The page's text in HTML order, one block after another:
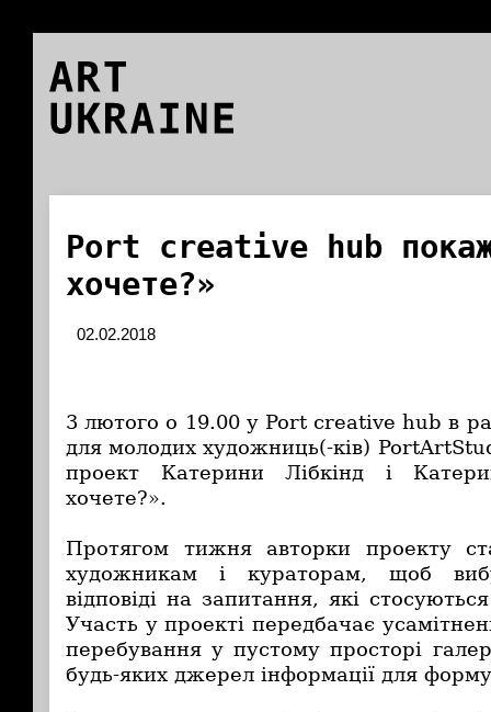
ART
UKRAINE
Port creative hub
хочете?»
02.02.2018
3 лютого о 19.00 у Port creative hub в
для молодих художниць(-ків)
проект Катерини Лібкінд і
хочете?».
Протягом тижня авторки проекту
художникам і кураторам, щоб
відповіді на запитання, які
Участь у проекті передбачає
перебування у пустому просторі
будь-яких джерел інформації для